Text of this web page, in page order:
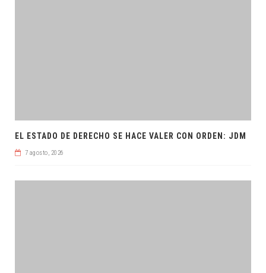
EL ESTADO DE DERECHO SE HACE VALER CON ORDEN: JDM
7 agosto, 2026